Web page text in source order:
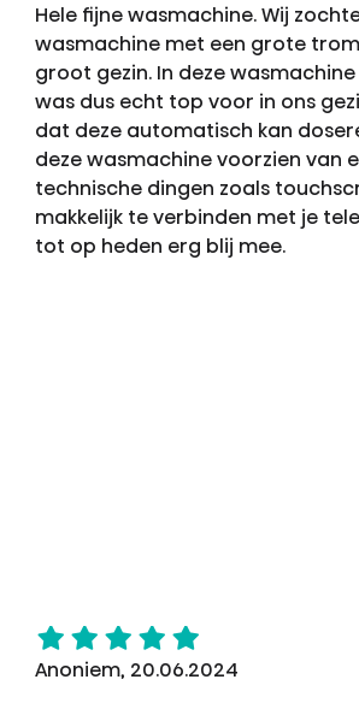
Hele fijne wasmachine. Wij
wasmachine met een grote
groot gezin. In deze wasmachine
was dus echt top voor in ons
dat deze automatisch kan
deze wasmachine voorzien van
technische dingen zoals
makkelijk te verbinden met je
tot op heden erg blij mee.
Anoniem, 20.06.2024